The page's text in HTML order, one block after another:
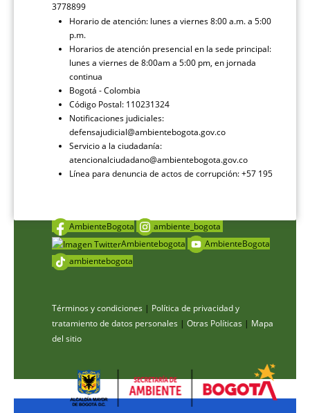
3778899
Horario de atención: lunes a viernes 8:00 a.m. a 5:00
p.m.
Horarios de atención presencial en la sede principal:
lunes a viernes de 8:00am a 5:00 pm, en jornada
continua
Bogotá - Colombia
Código Postal: 110231324
Notificaciones judiciales:
defensajudicial@ambientebogota.gov.co
Servicio a la ciudadanía:
atencionalciudadano@ambientebogota.gov.co
Línea para denuncia de actos de corrupción: +57 195
AmbienteBogota
ambiente_bogota
Ambientebogota
AmbienteBogota
ambientebogota
Términos y condiciones | Política de privacidad y
tratamiento de datos personales | Otras Políticas | Mapa
del sitio